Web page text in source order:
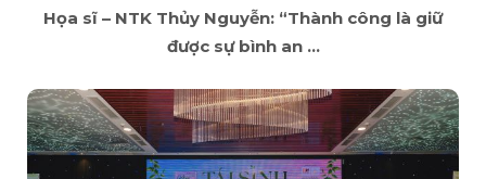
Họa sĩ – NTK Thủy Nguyễn: “Thành công là giữ
được sự bình an ...